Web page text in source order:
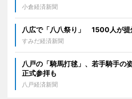
小倉経済新聞
八広で「八八祭り」 1500人が提
すみだ経済新聞
八戸の「騎馬打毬」、若手騎手
正式参拝も
八戸経済新聞